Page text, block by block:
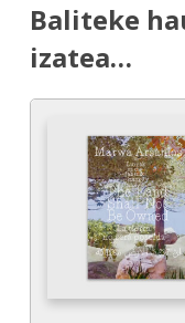
Baliteke
izatea…